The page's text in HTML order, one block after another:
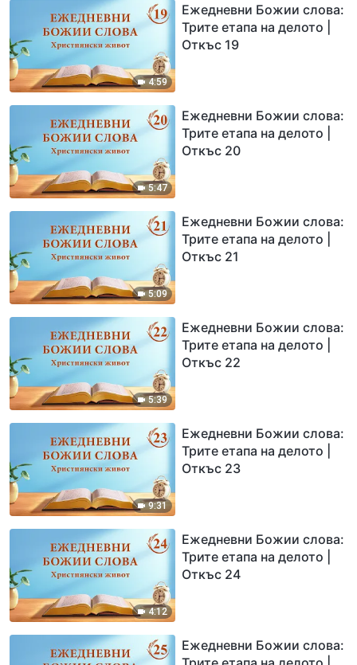
4:59
Ежедневни Божии слова:
Трите етапа на делото |
Откъс 19
5:47
Ежедневни Божии слова:
Трите етапа на делото |
Откъс 20
5:09
Ежедневни Божии слова:
Трите етапа на делото |
Откъс 21
5:39
Ежедневни Божии слова:
Трите етапа на делото |
Откъс 22
9:31
Ежедневни Божии слова:
Трите етапа на делото |
Откъс 23
4:12
Ежедневни Божии слова:
Трите етапа на делото |
Откъс 24
Ежедневни Божии слова: